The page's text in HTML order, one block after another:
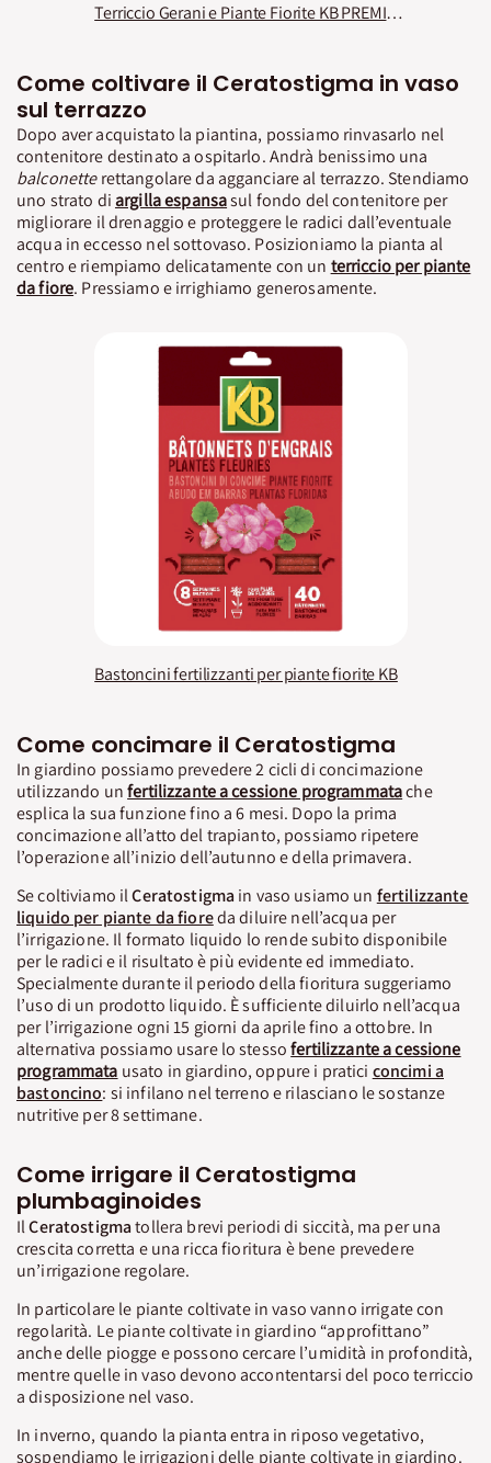
Terriccio Gerani e Piante Fiorite KB PREMIUM
Come coltivare il Ceratostigma in vaso
sul terrazzo
Dopo aver acquistato la piantina, possiamo rinvasarlo nel
contenitore destinato a ospitarlo. Andrà benissimo una
balconetterettangolare da agganciare al terrazzo. Stendiamo
uno strato diargilla espansasul fondo del contenitore per
migliorare il drenaggio e proteggere le radici dall’eventuale
acqua in eccesso nel sottovaso. Posizioniamo la pianta al
centro e riempiamo delicatamente con un terriccio per piante
da fiore. Pressiamo e irrighiamo generosamente.
Bastoncini fertilizzanti per piante fiorite KB
Come concimare il Ceratostigma
In giardino possiamo prevedere 2 cicli di concimazione
utilizzando unfertilizzante a cessione programmatache
esplica la sua funzione fino a 6 mesi. Dopo la prima
concimazione all’atto del trapianto, possiamo ripetere
l’operazione all’inizio dell’autunno e della primavera.
Se coltiviamo ilCeratostigma in vaso usiamo un fertilizzante
liquido per piante da fioreda diluire nell’acqua per
l’irrigazione. Il formato liquido lo rende subito disponibile
per le radici e il risultato è più evidente ed immediato.
Specialmente durante il periodo della fioritura suggeriamo
l’uso di un prodotto liquido. È sufficiente diluirlo nell’acqua
per l’irrigazione ogni 15 giorni da aprile fino a ottobre. In
alternativa possiamo usare lo stessofertilizzante a cessione
programmata usato in giardino, oppure i pratici concimi a
bastoncino: si infilano nel terreno e rilasciano le sostanze
nutritive per 8 settimane.
Come irrigare il Ceratostigma
plumbaginoides
IlCeratostigmatollera brevi periodi di siccità, ma per una
crescita corretta e una ricca fioritura è bene prevedere
un’irrigazione regolare.
In particolare le piante coltivate in vaso vanno irrigate con
regolarità. Le piante coltivate in giardino “approfittano”
anche delle piogge e possono cercare l’umidità in profondità,
mentre quelle in vaso devono accontentarsi del poco terriccio
a disposizione nel vaso.
In inverno, quando la pianta entra in riposo vegetativo,
sospendiamo le irrigazioni delle piante coltivate in giardino.